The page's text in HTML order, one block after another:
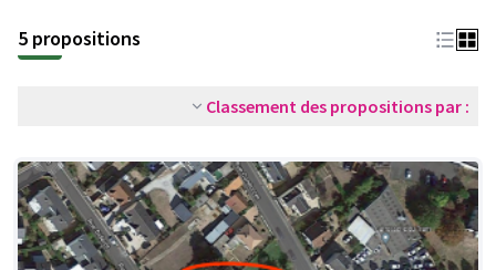
5 propositions
Classement des propositions par :